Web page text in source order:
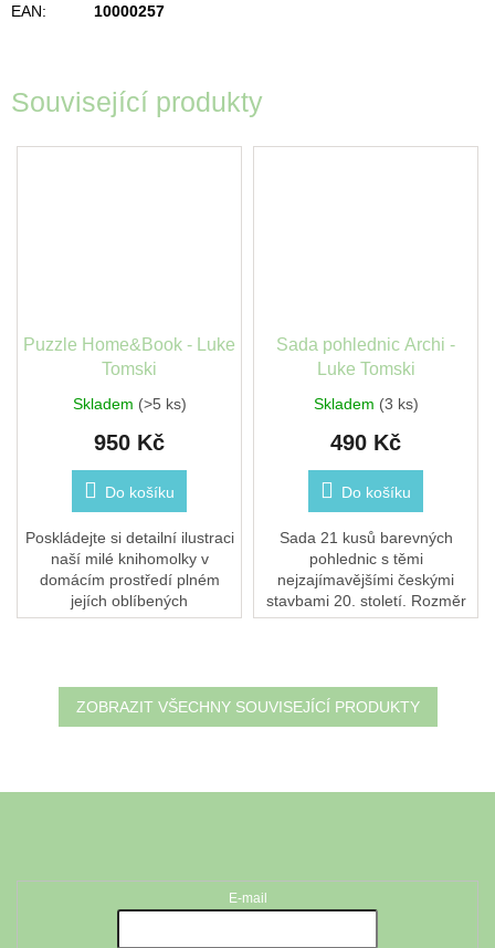
Související produkty
Puzzle Home&Book - Luke
Tomski
Skladem (>5 ks)
950 Kč
Do košíku
Poskládejte si detailní ilustraci
naší milé knihomolky v
domácím prostředí plném
jejích oblíbených
předmětů. 1000 dílků Rozměr
Sada pohlednic Archi -
Luke Tomski
Skladem (3 ks)
490 Kč
Do košíku
Sada 21 kusů barevných
pohlednic s těmi
nejzajímavějšími českými
stavbami 20. století. Rozměr
jednoho pohledu je 9,5x9,5
ZOBRAZIT VŠECHNY SOUVISEJÍCÍ PRODUKTY
EAN: 10000257
E-mail